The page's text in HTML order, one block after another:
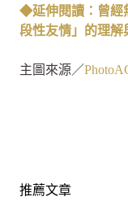
◆延伸閱讀：曾經
段性友情」的理解
主圖來源／
推薦文章